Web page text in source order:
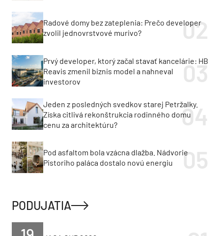
Radové domy bez zateplenia: Prečo developer
zvolil jednovrstvové murivo?
Prvý developer, ktorý začal stavať kancelárie: HB
Reavis zmenil biznis model a nahneval
investorov
Jeden z posledných svedkov starej Petržalky.
Získa citlivá rekonštrukcia rodinného domu
cenu za architektúru?
Pod asfaltom bola vzácna dlažba. Nádvorie
Pistoriho paláca dostalo novú energiu
PODUJATIA